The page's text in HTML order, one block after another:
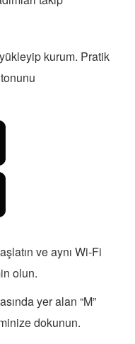
kurum. Pratik
ve aynı Wi-Fi
olun.
yer alan “M”
dokunun.